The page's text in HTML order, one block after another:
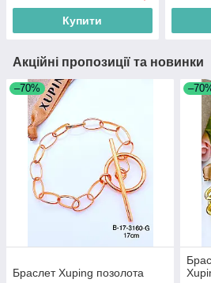
Купити
Акційні пропозиції та новинки
–70%
Браслет Xuping позолота